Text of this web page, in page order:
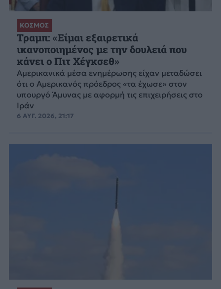
ΚΟΣΜΟΣ
Τραμπ: «Είμαι εξαιρετικά
ικανοποιημένος με την δουλειά που
κάνει ο Πιτ Χέγκσεθ»
Αμερικανικά μέσα ενημέρωσης είχαν μεταδώσει
ότι ο Αμερικανός πρόεδρος «τα έχωσε» στον
υπουργό Άμυνας με αφορμή τις επιχειρήσεις στο
Ιράν
6 ΑΥΓ. 2026, 21:17